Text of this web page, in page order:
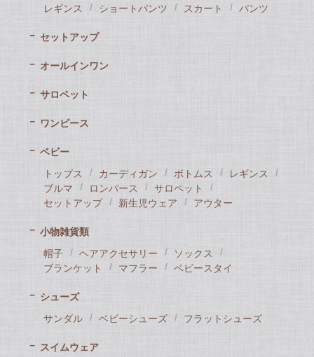
レギンス
ショートパンツ スカート パンツ
セットアップ
オールインワン
サロペット
ワンピース
ベビー
トップス
カーディガン ボトムス
レギンス
ブルマ
ロンパース
サロペット
セットアップ
新生児ウェア アウター
小物雑貨類
帽子
ヘアアクセサリー
ソックス
ブランケット
マフラー ベビースタイ
シューズ
サンダル
ベビーシューズ フラットシューズ
スイムウェア